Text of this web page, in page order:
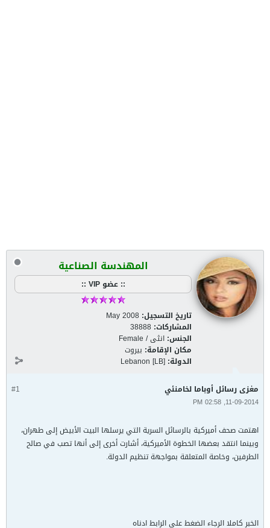
المهندسة الصناعية
:: عضو VIP ::
تاريخ التسجيل: May 2008
المشاركات: 38888
الجنس: انثى / Female
مكان الإقامة: بيروت
الدولة: Lebanon [LB]
#1 مغزى رسائل أوباما لخامنئي
11-09-2014, 02:58 PM
اهتمت صحف أميركية بالرسائل السرية التي يرسلها البيت الأبيض إلى طهران،
وبينما انتقد بعضها الخطوة الأميركية، أشارت أخرى إلى أنها تصب في صالح
الطرفين، وخاصة المتعلقة بمواجهة تنظيم الدولة.
الخبر كاملا الرجاء الضغط على الرابط ادناه